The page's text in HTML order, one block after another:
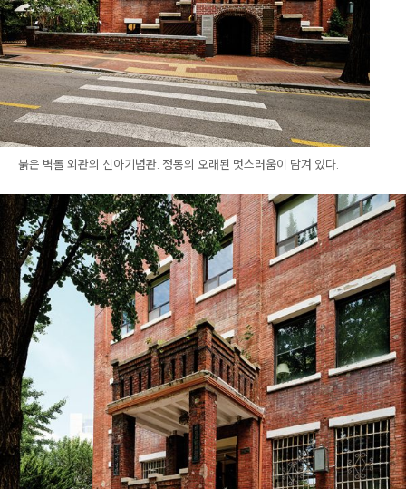
붉은 벽돌 외관의 신아기념관. 정동의 오래된 멋스러움이 담겨 있다.